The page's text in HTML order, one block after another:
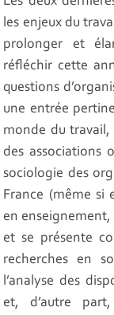
les enjeux du
prolonger et
réfléchir cette
questions
une entrée
monde du travail,
des associations
sociologie des
France (même si
en
et se présente
recherches en
l’analyse des
et, d’autre